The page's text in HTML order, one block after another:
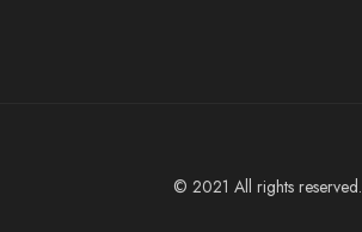
© 2021 All rights reserved.